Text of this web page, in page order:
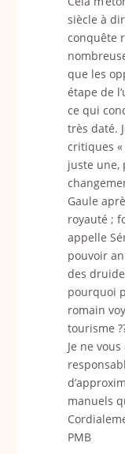
siècle à
conquête
que les
étape de
ce qui
très daté.
critiques «
juste une,
Gaule
royauté ;
appelle
pouvoir
des
pourquoi
romain
tourisme
Je ne
manuels
PMB